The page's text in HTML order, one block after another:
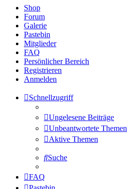
Shop
Forum
Galerie
Pastebin
Mitglieder
FAQ
Persönlicher Bereich
Registrieren
Anmelden
Schnellzugriff
Ungelesene Beiträge
Unbeantwortete Themen
Aktive Themen
Suche
FAQ